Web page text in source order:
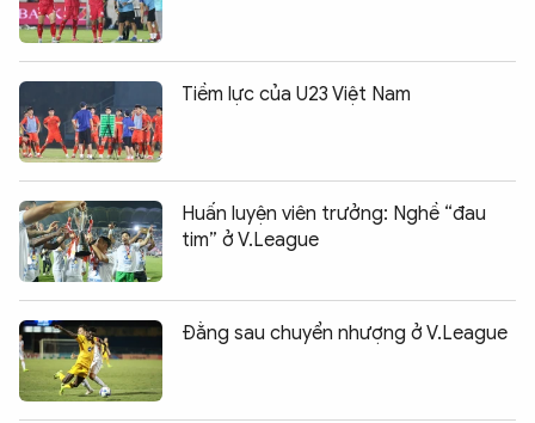
Tiềm lực của U23 Việt Nam
Huấn luyện viên trưởng: Nghề “đau
tim” ở V.League
Đằng sau chuyển nhượng ở V.League